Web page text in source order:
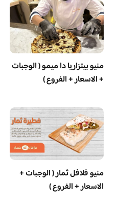
منيو بيتزاريا دا ميمو ( الوجبات
+ الاسعار + الفروع )
منيو فلافل ثمار ( الوجبات +
الاسعار + الفروع )